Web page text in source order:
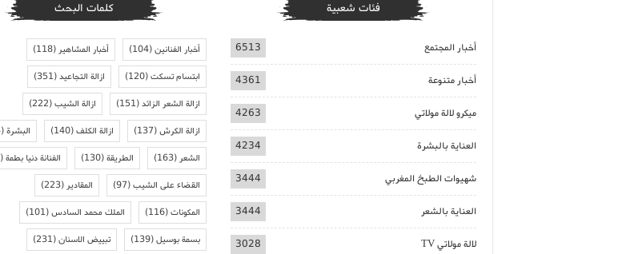
فئات شعبية
أخبار المجتمع 6513
أخبار متنوعة 4361
ميكرو لالة مولاتي 4263
العناية بالبشرة 4234
شهيوات الطبخ المغربي 3444
العناية بالشعر 3444
لالة مولاتي TV 3028
كلمات البحث
أخبار الفنانين(104) أخبار المشاهير(118)
ابتسام تسكت(120) ازالة التجاعيد(351)
ازالة الشعر الزائد(151) ازالة الشيب(222)
ازالة الكرش(137) ازالة الكلف(140) البشرة(194)
الشعر(163) الطريقة(130) الفنانة دنيا بطمة(142)
القضاء على الشيب(97) المقادير(223)
المكونات(116) الملك محمد السادس(101)
بسمة بوسيل(139) تبييض الاسنان(231)